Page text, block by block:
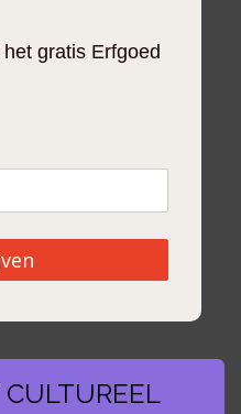
gratis Erfgoed